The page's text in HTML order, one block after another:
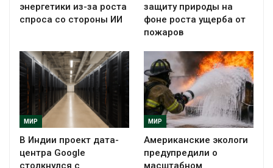
энергетики из-за роста
спроса со стороны ИИ
защиту природы на
фоне роста ущерба от
пожаров
МИР
В Индии проект дата-
центра Google
столкнулся с
МИР
Американские экологи
предупредили о
масштабном